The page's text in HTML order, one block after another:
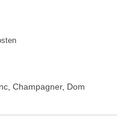
, Champagner, Dom